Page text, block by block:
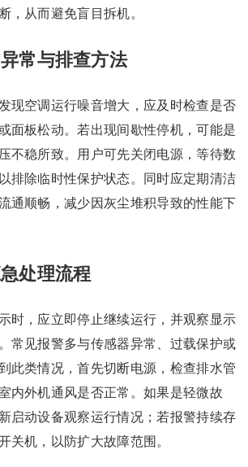
，从而避免盲目拆机。
常与排查方法
现空调运行噪音增大，应及时检查是否
面板松动。若出现间歇性停机，可能是
不稳所致。用户可先关闭电源，等待数
排除临时性保护状态。同时应定期清洁
通顺畅，减少因灰尘堆积导致的性能下
处理流程
时，应立即停止继续运行，并观察显示
常见报警多与传感器异常、过载保护或
此类情况，首先切断电源，检查排水管
内外机通风是否正常。如果是轻微故
启动设备观察运行情况；若报警持续存
关机，以防扩大故障范围。